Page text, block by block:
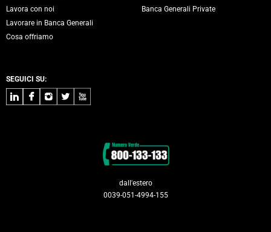
Lavora con noi
Lavorare in Banca Generali
Cosa offriamo
Banca Generali Private
SEGUICI SU:
LinkedInFacebook
Instagram
TwitterYoutube
dall'estero
0039-051-4994-155